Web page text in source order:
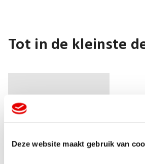
Deze website maakt gebruik van
Tot in de kleinste